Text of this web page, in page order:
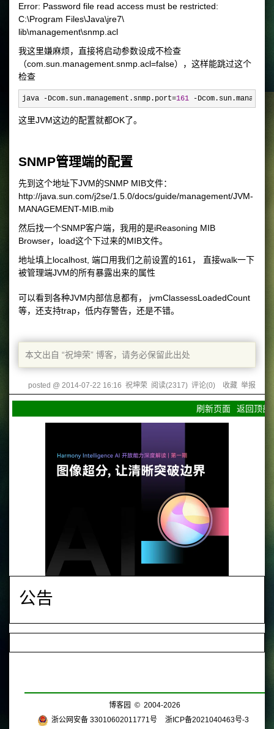
Error: Password file read access must be restricted:
C:\Program Files\Java\jre7\
lib\management\snmp.acl
我这里嫌麻烦，直接将启动参数设成不检查
（com.sun.management.snmp.acl=false），这样能跳过这个
检查
java -Dcom.sun.management.snmp.port=161 -
这里JVM这边的配置就都OK了。
SNMP管理端的配置
先到这个地址下JVM的SNMP MIB文件：
http://java.sun.com/j2se/1.5.0/docs/guide/management/JVM-
MANAGEMENT-MIB.mib
然后找一个SNMP客户端，我用的是iReasoning MIB
Browser，load这个下过来的MIB文件。
地址填上localhost, 端口用我们之前设置的161， 直接walk一下
被管理端JVM的所有暴露出来的属性
可以看到各种JVM内部信息都有， jvmClassessLoadedCount
等，还支持trap，低内存警告，还是不错。
本文出自 “祝坤荣” 博客，请务必保留此出处
posted @ 2014-07-22 16:16 祝坤荣 阅读(2317) 评论(0) 收藏 举报
刷新页面 返回顶部
公告
博客园 © 2004-2026
浙公网安备 33010602011771号
浙ICP备2021040463号-3